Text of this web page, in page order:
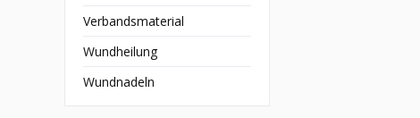
Verbandsmaterial
Wundheilung
Wundnadeln